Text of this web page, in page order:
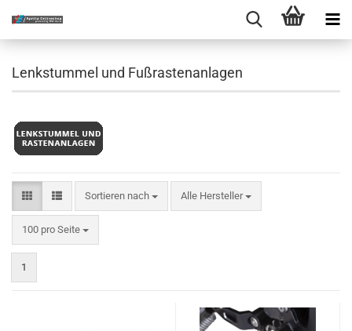
Lenkstummel und Fußrastenanlagen
Sortieren nach
Sortieren nach Alle Hersteller
100 pro Seite
pro Seite
1